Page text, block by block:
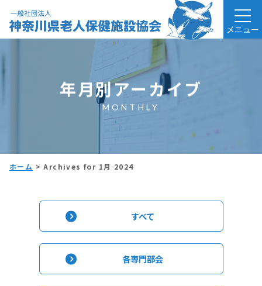
メニュー
年月別アーカイブ
MONTHLY
ホーム >Archives for 1月 2024
すべて
各専門部会